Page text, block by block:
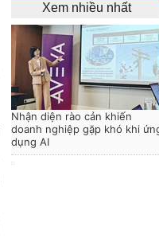
Xem nhiều nhất
Nhận diện rào cản khiến
doanh nghiệp gặp khó khi
dụng AI